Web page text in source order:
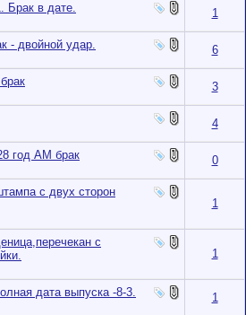
Брак в дате. 1
- двойной удар. 6
3
4
год АМ брак 0
с двух сторон
1
с
1
дата выпуска -8-3. 1